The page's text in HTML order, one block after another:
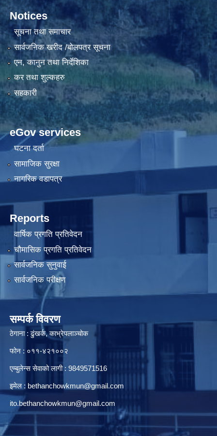
Notices
सूचना तथा समाचार
सार्वजनिक खरीद /बोलपत्र सूचना
एन, कानुन तथा निर्देशिका
कर तथा शुल्कहरु
सहकारी
eGov services
घटना दर्ता
सामाजिक सुरक्षा
नागरिक वडापत्र
Reports
वार्षिक प्रगति प्रतिवेदन
चौमासिक प्रगति प्रतिवेदन
सार्वजनिक सुनुवाई
सार्वजनिक परीक्षण
सम्पर्क विवरण
ठेगाना : ढुंखर्क, काभ्रेपलाञ्चोक
फोन : ०११-४२१००२
एम्बुलेन्स सेवाको लागी : 9849571516
इमेल : bethanchowkmun@gmail.com
ito.bethanchowkmun@gmail.com